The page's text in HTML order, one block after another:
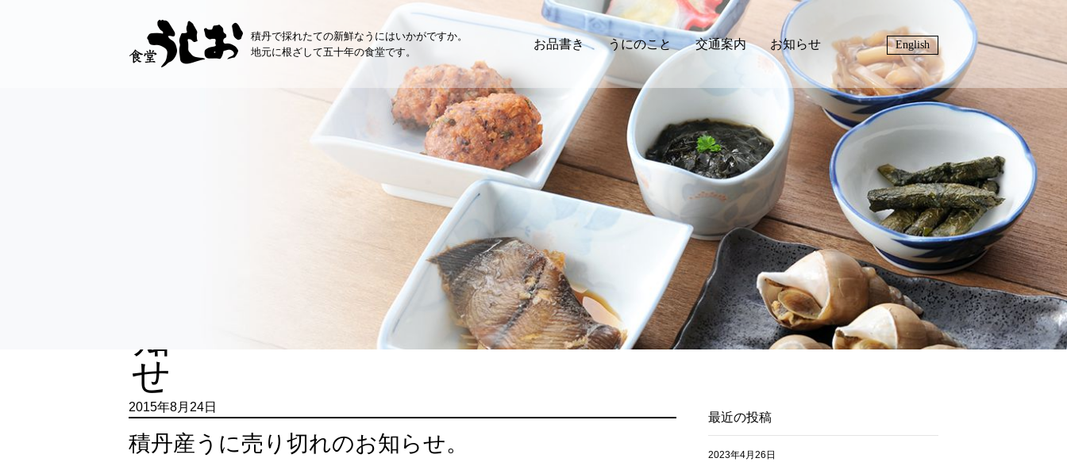
積丹で採れたての新鮮なうにはいかがですか。
地元に根ざして五十年の食堂です。
お品書き うにのこと 交通案内 お知らせ English
お知らせ
2015年8月24日
積丹産うに売り切れのお知らせ。
最近の投稿
2023年4月26日